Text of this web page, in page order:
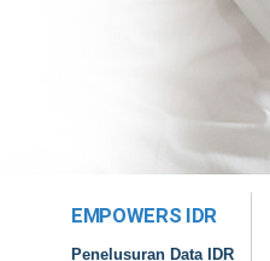
EMPOWERS IDR
Penelusuran Data IDR